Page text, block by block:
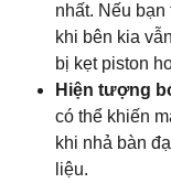
nhất. Nếu bạn
khi bên kia
bị kẹt piston
Hiện tượng
có thể khiến
khi nhả bàn
liệu.